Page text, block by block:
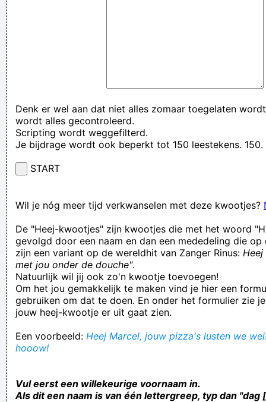
Denk er wel aan dat niet alles zomaar toegelaten
wordt alles gecontroleerd.
Scripting wordt weggefilterd.
Je bijdrage wordt ook beperkt tot 150 leestekens. 150.
START
Wil je nóg meer tijd verkwanselen met deze kwootjes?
De "Heej-kwootjes" zijn kwootjes die met het woord
gevolgd door een naam en dan een mededeling die op
zijn een variant op de wereldhit van Zanger Rinus:
met jou onder de douche".
Natuurlijk wil jij ook zo'n kwootje toevoegen!
Om het jou gemakkelijk te maken vind je hier een
gebruiken om dat te doen. En onder het formulier zie
jouw heej-kwootje er uit gaat zien.
Een voorbeeld: Heej Marcel, jouw pizza's lusten we
hooow!
Vul eerst een willekeurige voornaam in.
Als dit een naam is van één lettergreep, typ dan "dag